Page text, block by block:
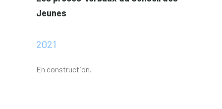
Jeunes
2021
En construction.